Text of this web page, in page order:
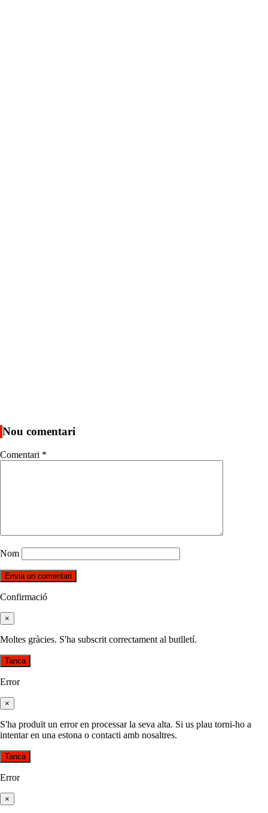
Nou comentari
Comentari *
Nom
Confirmació
×
Moltes gràcies. S'ha subscrit correctament al butlletí.
Tanca
Error
×
S'ha produït un error en processar la seva alta. Si us plau torni-ho a
intentar en una estona o contacti amb nosaltres.
Tanca
Error
×